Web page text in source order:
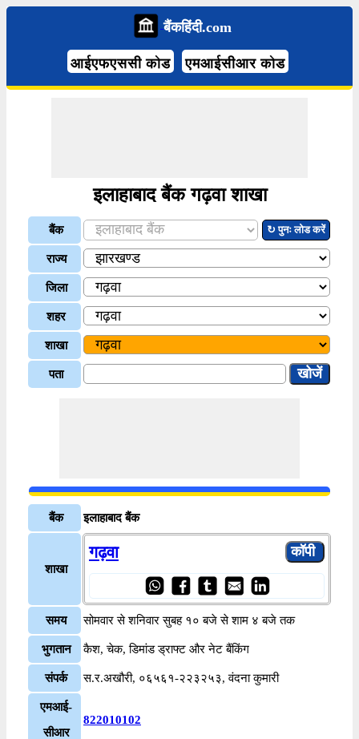
बैंकहिंदी.com
आईएफएससी कोड एमआईसीआर कोड
इलाहाबाद बैंक गढ़वा शाखा
बैंक ↻ पुनः लोड करें
राज्य
जिला
शहर
शाखा
पता
बैंक इलाहाबाद बैंक
शाखा
गढ़वा
समय सोमवार से शनिवार सुबह १० बजे से शाम ४ बजे तक
भुगतान कैश, चेक, डिमांड ड्राफ्ट और नेट बैंकिंग
संपर्क स.र.अखौरी, ०६५६१-२२३२५३, वंदना कुमारी
एमआई-
सीआर
822010102